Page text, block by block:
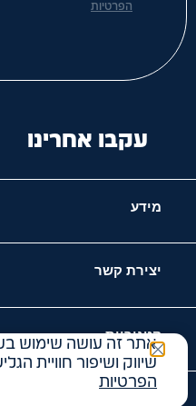
הפרטיות
מידע
יצירת קשר
קטגוריות
עקבו אחרינו
אתר זה עושה שימוש
שיווק ושיפור חוויית
הפרטיות